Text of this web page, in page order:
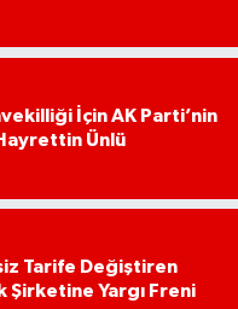
İçin AK Parti’nin
Ünlü
Tarife Değiştiren
Şirketine Yargı Freni